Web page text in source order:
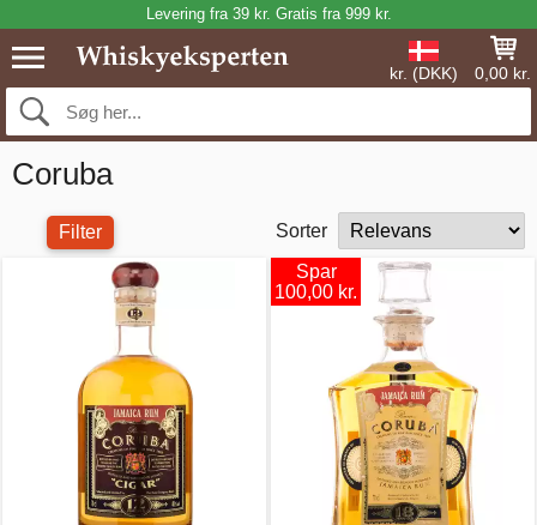
Levering fra 39 kr. Gratis fra 999 kr.
kr. (DKK) 0,00 kr.
Coruba
Filter Sorter
Spar
100,00 kr.